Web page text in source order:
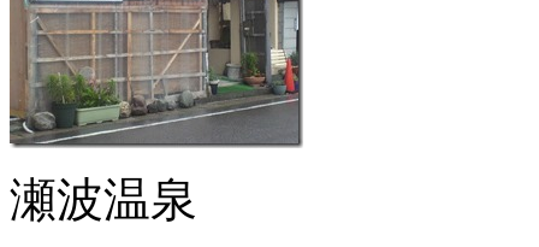
瀬波温泉